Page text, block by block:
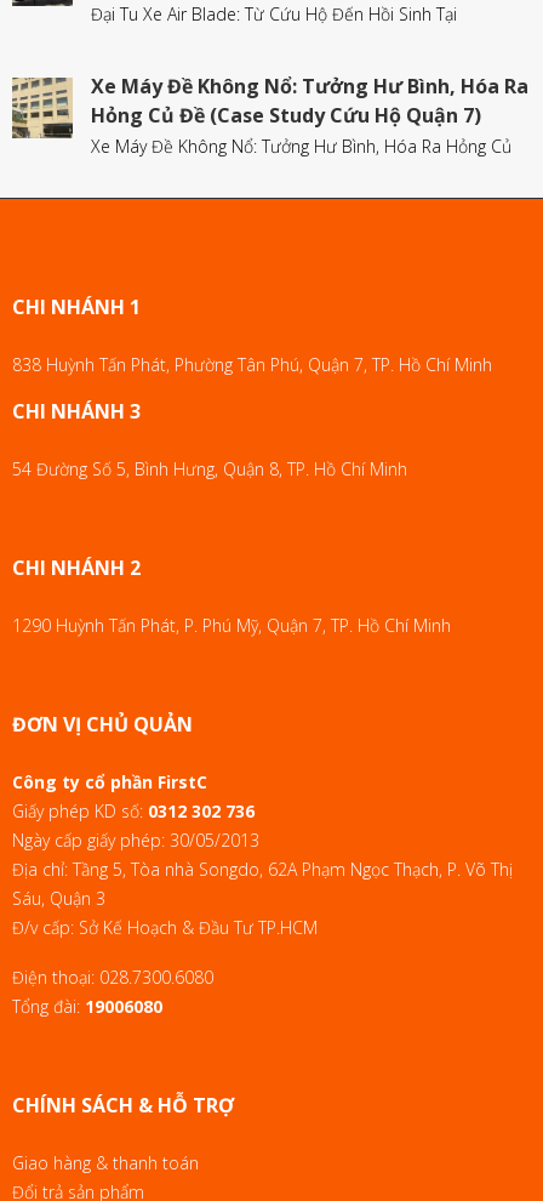
Đại Tu Xe Air Blade: Từ Cứu Hộ Đến Hồi Sinh Tại
Xe Máy Đề Không Nổ: Tưởng Hư Bình, Hóa Ra
Hỏng Củ Đề (Case Study Cứu Hộ Quận 7)
Xe Máy Đề Không Nổ: Tưởng Hư Bình, Hóa Ra Hỏng Củ
CHI NHÁNH 1
838 Huỳnh Tấn Phát, Phường Tân Phú, Quận 7, TP. Hồ Chí Minh
CHI NHÁNH 3
54 Đường Số 5, Bình Hưng, Quận 8, TP. Hồ Chí Minh
CHI NHÁNH 2
1290 Huỳnh Tấn Phát, P. Phú Mỹ, Quận 7, TP. Hồ Chí Minh
ĐƠN VỊ CHỦ QUẢN
Công ty cổ phần FirstC
Giấy phép KD số: 0312 302 736
Ngày cấp giấy phép: 30/05/2013
Địa chỉ: Tầng 5, Tòa nhà Songdo, 62A Phạm Ngọc Thạch, P. Võ Thị
Sáu, Quận 3
Đ/v cấp: Sở Kế Hoạch & Đầu Tư TP.HCM
Điện thoại: 028.7300.6080
Tổng đài: 19006080
CHÍNH SÁCH & HỖ TRỢ
Giao hàng & thanh toán
Đổi trả sản phẩm